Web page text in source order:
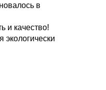
в
и качество!